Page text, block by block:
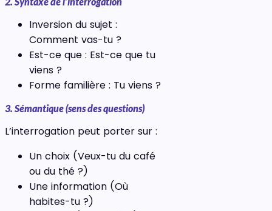
Inversion du sujet :
Comment vas-tu ?
Est-ce que : Est-ce que tu
viens ?
Forme familière : Tu viens ?
3. Sémantique (sens des questions)
L’interrogation peut porter sur :
Un choix (Veux-tu du café
ou du thé ?)
Une information (Où
habites-tu ?)